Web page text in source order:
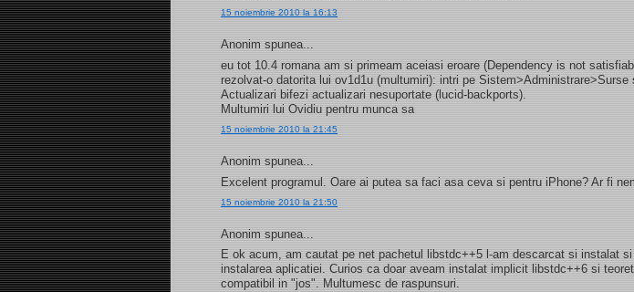
15 noiembrie 2010 la 16:13
Anonim spunea...
eu tot 10.4 romana am si primeam aceiasi eroare (Dependency is not
rezolvat-o datorita lui ov1d1u (multumiri): intri pe Sistem>Administrare>Surse
Actualizari bifezi actualizari nesuportate (lucid-backports).
Multumiri lui Ovidiu pentru munca sa
15 noiembrie 2010 la 21:45
Anonim spunea...
Excelent programul. Oare ai putea sa faci asa ceva si pentru iPhone? Ar fi
15 noiembrie 2010 la 21:50
Anonim spunea...
E ok acum, am cautat pe net pachetul libstdc++5 l-am descarcat si instalat
instalarea aplicatiei. Curios ca doar aveam instalat implicit libstdc++6 si
compatibil in "jos". Multumesc de raspunsuri.